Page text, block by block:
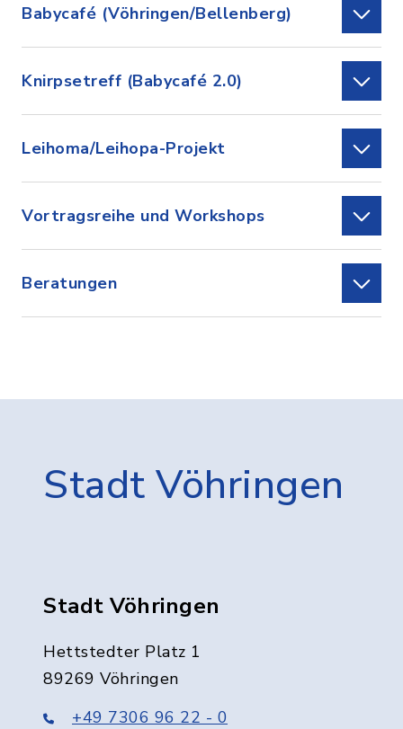
Babycafé (Vöhringen/Bellenberg)
Knirpsetreff (Babycafé 2.0)
Leihoma/Leihopa-Projekt
Vortragsreihe und Workshops
Beratungen
Stadt Vöhringen
Stadt Vöhringen
Hettstedter Platz 1
89269 Vöhringen
+49 7306 96 22 - 0